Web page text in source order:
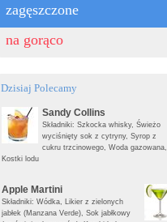
zagęszczone
na gorąco
Dzisiaj Polecamy
Sandy Collins
Składniki: Szkocka whisky, Świeżo
wyciśnięty sok z cytryny, Syrop z
cukru trzcinowego, Woda gazowana,
Kostki lodu
Apple Martini
Składniki: Wódka, Likier z zielonych
jabłek (Manzana Verde), Sok jabłkowy